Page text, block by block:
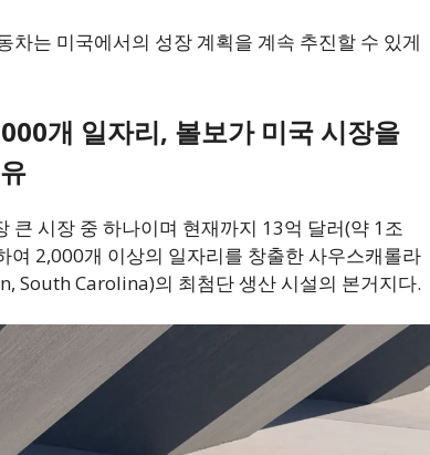
차는 미국에서의 성장 계획을 계속 추진할 수 있게
개 일자리, 볼보가 미국 시장을
큰 시장 중 하나이며 현재까지 13억 달러(약 1조
여 2,000개 이상의 일자리를 창출한 사우스캐롤라
South Carolina)의 최첨단 생산 시설의 본거지다.